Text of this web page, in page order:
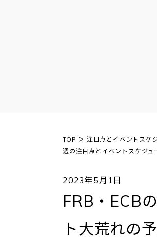
TOP > 注目点とイベントスケ
週の注目点とイベントスケジュ
2023年5月1日
FRB・ECB
ト大荒れの